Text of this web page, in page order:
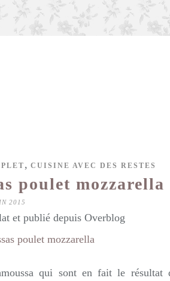
, CUISINE AVEC DES RESTES
poulet mozzarella
2015
et publié depuis Overblog
qui sont en fait le résultat